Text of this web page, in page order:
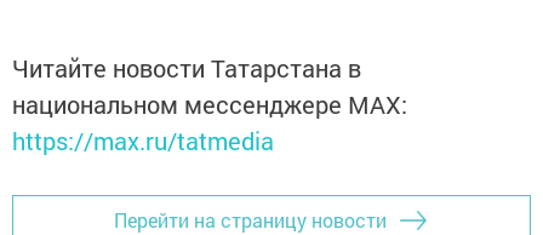
Читайте новости Татарстана в
национальном мессенджере MАХ:
https://max.ru/tatmedia
Перейти на страницу новости